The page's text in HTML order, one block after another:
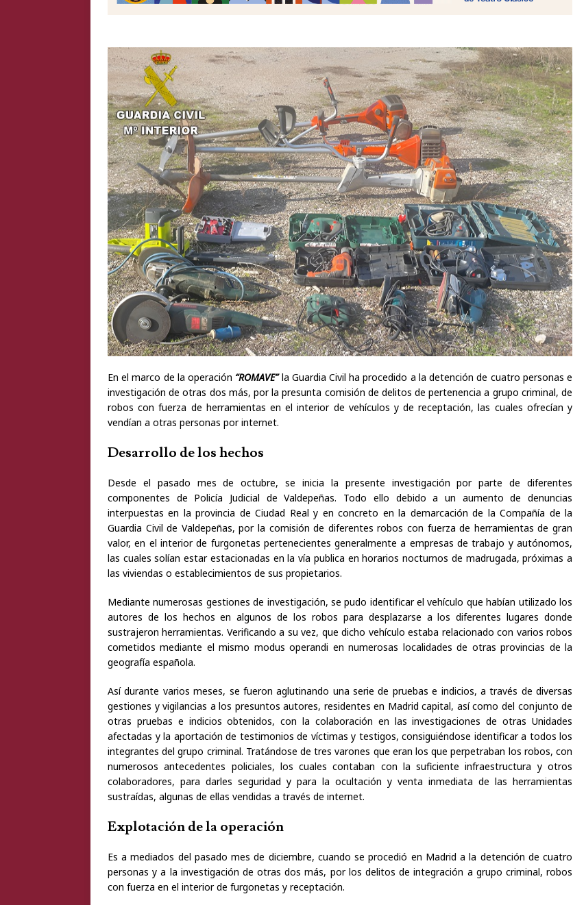
En el marco de la operación “ROMAVE”la Guardia Civil ha procedido a la detención de cuatro personas e
investigación de otras dos más, por la presunta comisión de delitos de pertenencia a grupo criminal, de
robos con fuerza de herramientas en el interior de vehículos y de receptación, las cuales ofrecían y
vendían a otras personas por internet.
Desarrollo de los hechos
Desde el pasado mes de octubre, se inicia la presente investigación por parte de diferentes
componentes de Policía Judicial de Valdepeñas. Todo ello debido a un aumento de denuncias
interpuestas en la provincia de Ciudad Real y en concreto en la demarcación de la Compañía de la
Guardia Civil de Valdepeñas, por la comisión de diferentes robos con fuerza de herramientas de gran
valor, en el interior de furgonetas pertenecientes generalmente a empresas de trabajo y autónomos,
las cuales solían estar estacionadas en la vía publica en horarios nocturnos de madrugada, próximas a
las viviendas o establecimientos de sus propietarios.
Mediante numerosas gestiones de investigación, se pudo identificar el vehículo que habían utilizado los
autores de los hechos en algunos de los robos para desplazarse a los diferentes lugares donde
sustrajeron herramientas. Verificando a su vez, que dicho vehículo estaba relacionado con varios robos
cometidos mediante el mismo modus operandi en numerosas localidades de otras provincias de la
geografía española.
Así durante varios meses, se fueron aglutinando una serie de pruebas e indicios, a través de diversas
gestiones y vigilancias a los presuntos autores, residentes en Madrid capital, así como del conjunto de
otras pruebas e indicios obtenidos, con la colaboración en las investigaciones de otras Unidades
afectadas y la aportación de testimonios de víctimas y testigos, consiguiéndose identificar a todos los
integrantes del grupo criminal. Tratándose de tres varones que eran los que perpetraban los robos, con
numerosos antecedentes policiales, los cuales contaban con la suficiente infraestructura y otros
colaboradores, para darles seguridad y para la ocultación y venta inmediata de las herramientas
sustraídas, algunas de ellas vendidas a través de internet.
Explotación de la operación
Es a mediados del pasado mes de diciembre, cuando se procedió en Madrid a la detención de cuatro
personas y a la investigación de otras dos más, por los delitos de integración a grupo criminal, robos
con fuerza en el interior de furgonetas y receptación.